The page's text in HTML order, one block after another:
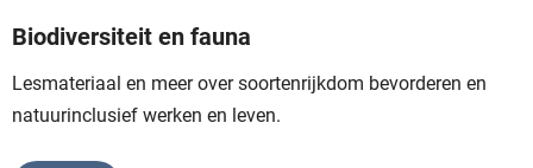
Biodiversiteit en fauna
Lesmateriaal en meer over soortenrijkdom bevorderen en
natuurinclusief werken en leven.